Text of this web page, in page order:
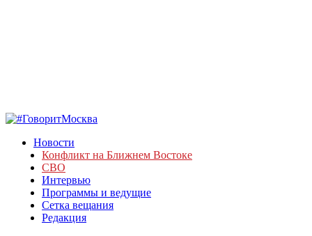
Новости
Конфликт на Ближнем Востоке
СВО
Интервью
Программы и ведущие
Сетка вещания
Редакция